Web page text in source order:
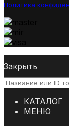
Политика
Закрыть
КАТАЛОГ
МЕНЮ